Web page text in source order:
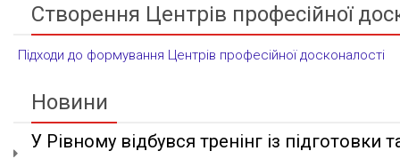
Створення Центрів професійної
Підходи до формування Центрів професійної досконалості
Новини
У Рівному відбувся тренінг із підготовки